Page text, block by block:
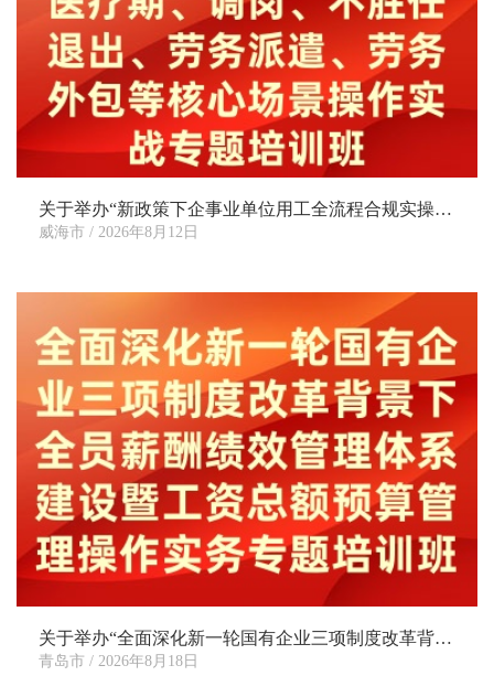
关于举办“新政策下企事业单位用工全流程合规实操解析——医疗期、调岗、不胜任退出、劳务派遣、劳务外包等核心场景操作实战专题培训班”的通知
威海市 / 2026年8月12日
关于举办“全面深化新一轮国有企业三项制度改革背景下全员薪酬绩效管理体系建设暨工资总额预算管理操作实务专题培训班”的通知
青岛市 / 2026年8月18日